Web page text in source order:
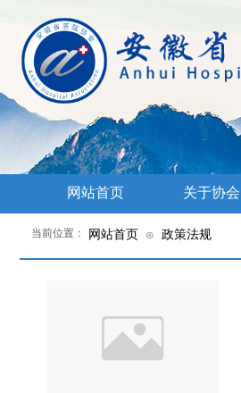
网站首页 关于协会
网站首页 ⊙ 政策法规
当前位置：